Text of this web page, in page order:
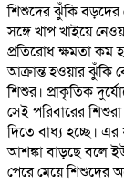
শিশুদের ঝুঁকি বড়দের
সঙ্গে খাপ খাইয়ে
প্রতিরোধ ক্ষমতা কম
আক্রান্ত হওয়ার ঝুঁকি
শিশুর। প্রাকৃতিক
সেই পরিবারের
দিতে বাধ্য হচ্ছে।
আশঙ্কা বাড়ছে বলে
পেরে মেয়ে শিশুদের